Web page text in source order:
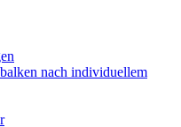
nach individuellem